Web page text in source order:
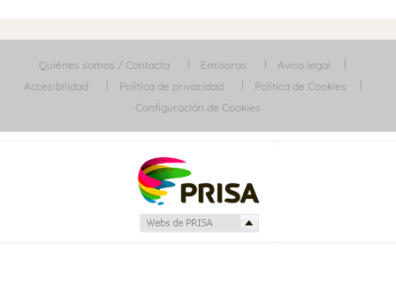
Quiénes somos / Contacta Emisoras
Aviso legal
Accesibilidad
Política de privacidad
Política de Cookies
Configuración de Cookies